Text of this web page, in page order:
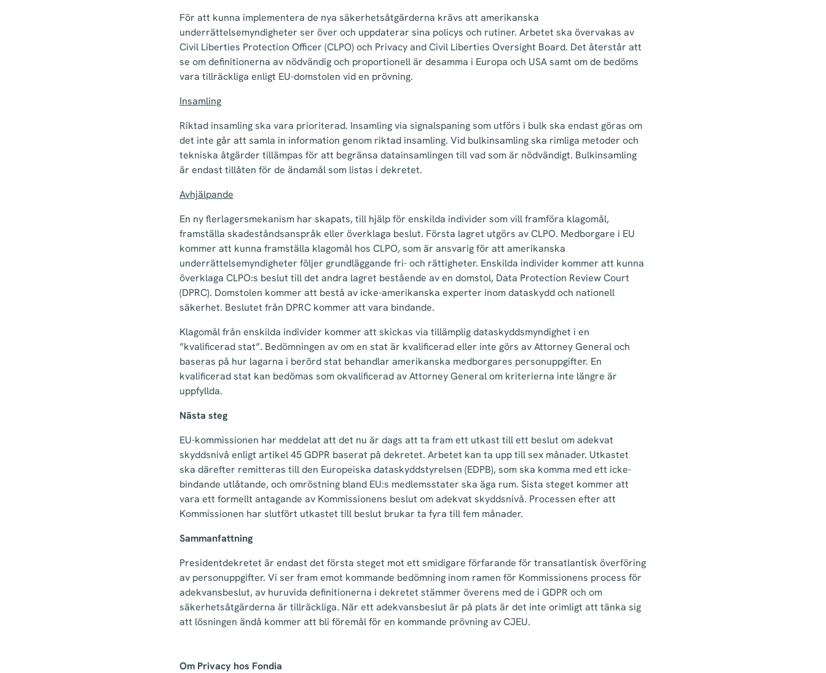
För att kunna implementera de nya säkerhetsåtgärderna krävs att amerikanska
underrättelsemyndigheter ser över och uppdaterar sina policys och rutiner. Arbetet ska övervakas av
Civil Liberties Protection Officer (CLPO) och Privacy and Civil Liberties Oversight Board. Det återstår att
se om definitionerna av nödvändig och proportionell är desamma i Europa och USA samt om de bedöms
vara tillräckliga enligt EU-domstolen vid en prövning.
Insamling
Riktad insamling ska vara prioriterad. Insamling via signalspaning som utförs i bulk ska endast göras om
det inte går att samla in information genom riktad insamling. Vid bulkinsamling ska rimliga metoder och
tekniska åtgärder tillämpas för att begränsa datainsamlingen till vad som är nödvändigt. Bulkinsamling
är endast tillåten för de ändamål som listas i dekretet.
Avhjälpande
En ny flerlagersmekanism har skapats, till hjälp för enskilda individer som vill framföra klagomål,
framställa skadeståndsanspråk eller överklaga beslut. Första lagret utgörs av CLPO. Medborgare i EU
kommer att kunna framställa klagomål hos CLPO, som är ansvarig för att amerikanska
underrättelsemyndigheter följer grundläggande fri- och rättigheter. Enskilda individer kommer att kunna
överklaga CLPO:s beslut till det andra lagret bestående av en domstol, Data Protection Review Court
(DPRC). Domstolen kommer att bestå av icke-amerikanska experter inom dataskydd och nationell
säkerhet. Beslutet från DPRC kommer att vara bindande.
Klagomål från enskilda individer kommer att skickas via tillämplig dataskyddsmyndighet i en
”kvalificerad stat”. Bedömningen av om en stat är kvalificerad eller inte görs av Attorney General och
baseras på hur lagarna i berörd stat behandlar amerikanska medborgares personuppgifter. En
kvalificerad stat kan bedömas som okvalificerad av Attorney General om kriterierna inte längre är
uppfyllda.
Nästa steg
EU-kommissionen har meddelat att det nu är dags att ta fram ett utkast till ett beslut om adekvat
skyddsnivå enligt artikel 45 GDPR baserat på dekretet. Arbetet kan ta upp till sex månader. Utkastet
ska därefter remitteras till den Europeiska dataskyddstyrelsen (EDPB), som ska komma med ett icke-
bindande utlåtande, och omröstning bland EU:s medlemsstater ska äga rum. Sista steget kommer att
vara ett formellt antagande av Kommissionens beslut om adekvat skyddsnivå. Processen efter att
Kommissionen har slutfört utkastet till beslut brukar ta fyra till fem månader.
Sammanfattning
Presidentdekretet är endast det första steget mot ett smidigare förfarande för transatlantisk överföring
av personuppgifter. Vi ser fram emot kommande bedömning inom ramen för Kommissionens process för
adekvansbeslut, av huruvida definitionerna i dekretet stämmer överens med de i GDPR och om
säkerhetsåtgärderna är tillräckliga. När ett adekvansbeslut är på plats är det inte orimligt att tänka sig
att lösningen ändå kommer att bli föremål för en kommande prövning av CJEU.
Om Privacy hos Fondia